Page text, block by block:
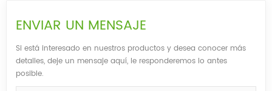
ENVIAR UN MENSAJE
Si está interesado en nuestros productos y desea conocer más
detalles, deje un mensaje aquí, le responderemos lo antes
posible.